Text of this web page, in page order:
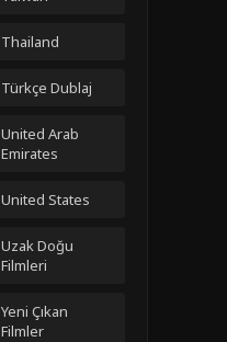
Thailand
Türkçe Dublaj
United Arab
Emirates
United States
Uzak Doğu
Filmleri
Yeni Çıkan
Filmler